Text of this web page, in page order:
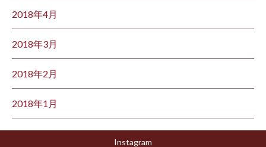
2018年4月
2018年3月
2018年2月
2018年1月
Instagram